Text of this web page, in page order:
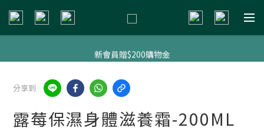
新會員贈$200購物金
新會員贈$200購物金
分享到
露莓保濕身體滋養霜-200ML